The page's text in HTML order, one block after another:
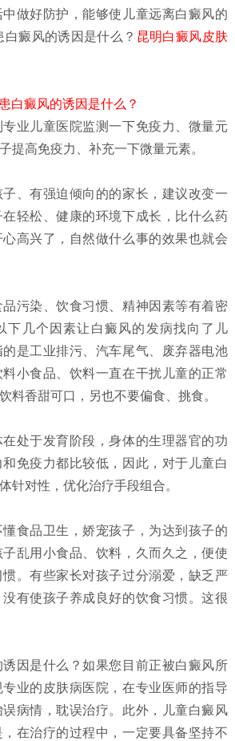
做好防护，能够使儿童远离白癜风的
癜风的诱因是什么？ 昆明白癜风皮肤
白癜风的诱因是什么？
儿童医院监测一下免疫力、微量元
提高免疫力、补充一下微量元素。
有强迫倾向的的家长，建议改变一
轻松、健康的环境下成长，比什么药
高兴了，自然做什么事的效果也就会
染、饮食习惯、精神因素等有着密
下几个因素让白癜风的发病找向了儿
是工业排污、汽车尾气、废弃器电池
小食品、饮料一直在干扰儿童的正常
料香甜可口，另也不要偏食、挑食。
于发育阶段，身体的生理器官的功
免疫力都比较低，因此，对于儿童白
针对性，优化治疗手段组合。
品卫生，娇宠孩子，为达到孩子的
乱用小食品、饮料，久而久之，便使
。有些家长对孩子过分溺爱，缺乏严
有使孩子养成良好的饮食习惯。这很
诱因是什么？如果您目前正被白癜风所
业的皮肤病医院，在专业医师的指导
病情，耽误治疗。此外，儿童白癜风
在治疗的过程中，一定要具备坚持不